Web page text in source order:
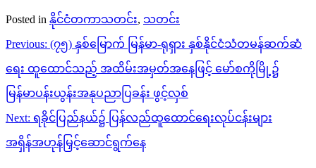
Posted in နိုင်ငံတကာသတင်း, သတင်း
Post
navigation
Previous: (၇၅) နှစ်မြောက် မြန်မာ-ရုရှား နှစ်နိုင်ငံသံတမန်ဆက်ဆံ
ရေး ထူထောင်သည့် အထိမ်းအမှတ်အနေဖြင့် မော်စကိုမြို့၌
မြန်မာပန်းယွန်းအနုပညာပြခန်း ဖွင့်လှစ်
Next: ရခိုင်ပြည်နယ်၌ ပြန်လည်ထူထောင်ရေးလုပ်ငန်းများ
အရှိန်အဟုန်မြှင့်ဆောင်ရွက်နေ